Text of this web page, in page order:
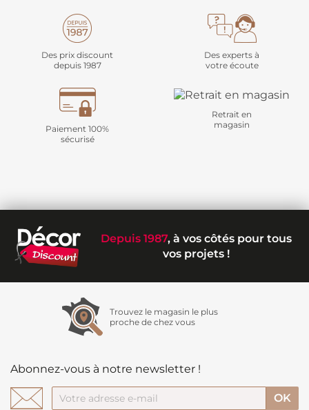
Des prix discount
depuis 1987
Des experts à
votre écoute
Paiement 100%
sécurisé
Retrait en
magasin
Depuis 1987, à vos côtés pour tous
vos projets !
Trouvez le magasin le plus
proche de chez vous
Abonnez-vous à notre newsletter !